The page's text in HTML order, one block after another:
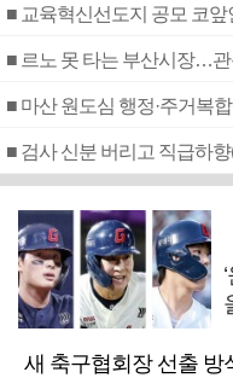
■ 교육혁신선도지 공모 코앞
■ 르노 못 타는 부산시장…
■ 마산 원도심 행정·주거복
새 축구협회장 선출